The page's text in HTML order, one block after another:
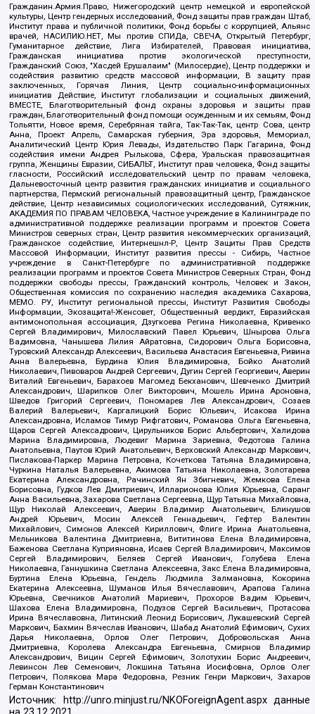
Гражданин.Армия.Право, Нижегородский центр немецкой и европейской
культуры, Центр гендерных исследований, Фонд защиты прав граждан Штаб,
Институт права и публичной политики, Фонд борьбы с коррупцией, Альянс
врачей, НАСИЛИЮ.НЕТ, Мы против СПИДа, СВЕЧА, Открытый Петербург,
Гуманитарное действие, Лига Избирателей, Правовая инициатива,
Гражданская инициатива против экологической преступности,
Гражданский Союз, "Хасдей Ерушалаим" (Милосердие), Центр поддержки и
содействия развитию средств массовой информации, В защиту прав
заключенных, Горячая Линия, Центр социально-информационных
инициатив Действие, Институт глобализации и социальных движений,
ВМЕСТЕ, Благотворительный фонд охраны здоровья и защиты прав
граждан, Благотворительный фонд помощи осужденным и их семьям, Фонд
Тольятти, Новое время, Серебряная тайга, Так-Так-Так, центр Сова, центр
Анна, Проект Апрель, Самарская губерния, Эра здоровья, Мемориал,
Аналитический Центр Юрия Левады, Издательство Парк Гагарина, Фонд
содействия имени Андрея Рылькова, Сфера, Уральская правозащитная
группа, Женщины Евразии, СИБАЛЬТ, Институт прав человека, Фонд защиты
гласности, Российский исследовательский центр по правам человека,
Дальневосточный центр развития гражданских инициатив и социального
партнерства, Пермский региональный правозащитный центр, Гражданское
действие, Центр независимых социологических исследований, Сутяжник,
АКАДЕМИЯ ПО ПРАВАМ ЧЕЛОВЕКА, Частное учреждение в Калининграде по
административной поддержке реализации программ и проектов Совета
Министров северных стран, Центр развития некоммерческих организаций,
Гражданское содействие, Интернешнл-Р, Центр Защиты Прав Средств
Массовой Информации, Институт развития прессы - Сибирь, Частное
учреждение в Санкт-Петербурге по административной поддержке
реализации программ и проектов Совета Министров Северных Стран, Фонд
поддержки свободы прессы, Гражданский контроль, Человек и Закон,
Общественная комиссия по сохранению наследия академика Сахарова,
МЕМО. РУ, Институт региональной прессы, Институт Развития Свободы
Информации, Экозащита!-Женсовет, Общественный вердикт, Евразийская
антимонопольная ассоциация, Дзугкоева Регина Николаевна, Кривенко
Сергей Владимирович, Милославский Павел Юрьевич, Шнырова Ольга
Вадимовна, Чанышева Лилия Айратовна, Сидорович Ольга Борисовна,
Туровский Александр Алексеевич, Васильева Анастасия Евгеньевна, Ривина
Анна Валерьевна, Бурдина Юлия Владимировна, Бойко Анатолий
Николаевич, Пивоваров Андрей Сергеевич, Дугин Сергей Георгиевич, Аверин
Виталий Евгеньевич, Барахоев Магомед Бекханович, Шевченко Дмитрий
Александрович, Шарипков Олег Викторович, Мошель Ирина Ароновна,
Шведов Григорий Сергеевич, Пономарев Лев Александрович, Созаев
Валерий Валерьевич, Каргалицкий Борис Юльевич, Исакова Ирина
Александровна, Исламов Тимур Рифгатович, Романова Ольга Евгеньевна,
Щаров Сергей Алексадрович, Цирульников Борис Альбертович, Халидова
Марина Владимировна, Людевиг Марина Зариевна, Федотова Галина
Анатольевна, Паутов Юрий Анатольевич, Верховский Александр Маркович,
Пислакова-Паркер Марина Петровна, Кочеткова Татьяна Владимировна,
Чуркина Наталья Валерьевна, Акимова Татьяна Николаевна, Золотарева
Екатерина Александровна, Рачинский Ян Збигневич, Жемкова Елена
Борисовна, Гудков Лев Дмитриевич, Илларионова Юлия Юрьевна, Саранг
Анна Васильевна, Захарова Светлана Сергеевна, Щур Татьяна Михайловна,
Щур Николай Алексеевич, Аверин Владимир Анатольевич, Блинушов
Андрей Юрьевич, Мосин Алексей Геннадьевич, Гефтер Валентин
Михайлович, Симонов Алексей Кириллович, Флиге Ирина Анатольевна,
Мельникова Валентина Дмитриевна, Вититинова Елена Владимировна,
Баженова Светлана Куприяновна, Исаев Сергей Владимирович, Максимов
Сергей Владимирович, Беляев Сергей Иванович, Голубева Елена
Николаевна, Ганнушкина Светлана Алексеевна, Закс Елена Владимировна,
Буртина Елена Юрьевна, Гендель Людмила Залмановна, Кокорина
Екатерина Алексеевна, Шуманов Илья Вячеславович, Арапова Галина
Юрьевна, Свечников Анатолий Мариевич, Прохоров Вадим Юрьевич,
Шахова Елена Владимировна, Подузов Сергей Васильевич, Протасова
Ирина Вячеславовна, Литинский Леонид Борисович, Лукашевский Сергей
Маркович, Бахмин Вячеслав Иванович, Шабад Анатолий Ефимович, Сухих
Дарья Николаевна, Орлов Олег Петрович, Добровольская Анна
Дмитриевна, Королева Александра Евгеньевна, Смирнов Владимир
Александрович, Вицин Сергей Ефимович, Золотухин Борис Андреевич,
Левинсон Лев Семенович, Локшина Татьяна Иосифовна, Орлов Олег
Петрович, Полякова Мара Федоровна, Резник Генри Маркович, Захаров
Герман Константинович
Источник: http://unro.minjust.ru/NKOForeignAgent.aspxданные